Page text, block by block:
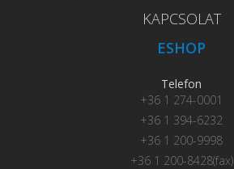
KAPCSOLAT
ESHOP
Telefon
+36 1 274-0001
+36 1 394-6232
+36 1 200-9998
+36 1 200-8428(fax)